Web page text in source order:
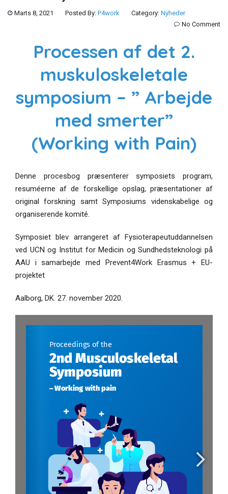
Marts 8, 2021 Posted By: P4work Category: Nyheder
No Comment
Processen af det 2.
muskuloskeletale
symposium – ” Arbejde
med smerter”
(Working with Pain)
Denne procesbog præsenterer symposiets program,
resuméerne af de forskellige opslag, præsentationer af
original forskning samt Symposiums videnskabelige og
organiserende komité.
Symposiet blev arrangeret af Fysioterapeutuddannelsen
ved UCN og Institut for Medicin og Sundhedsteknologi på
AAU i samarbejde med Prevent4Work Erasmus + EU-
projektet
Aalborg, DK. 27. november 2020.